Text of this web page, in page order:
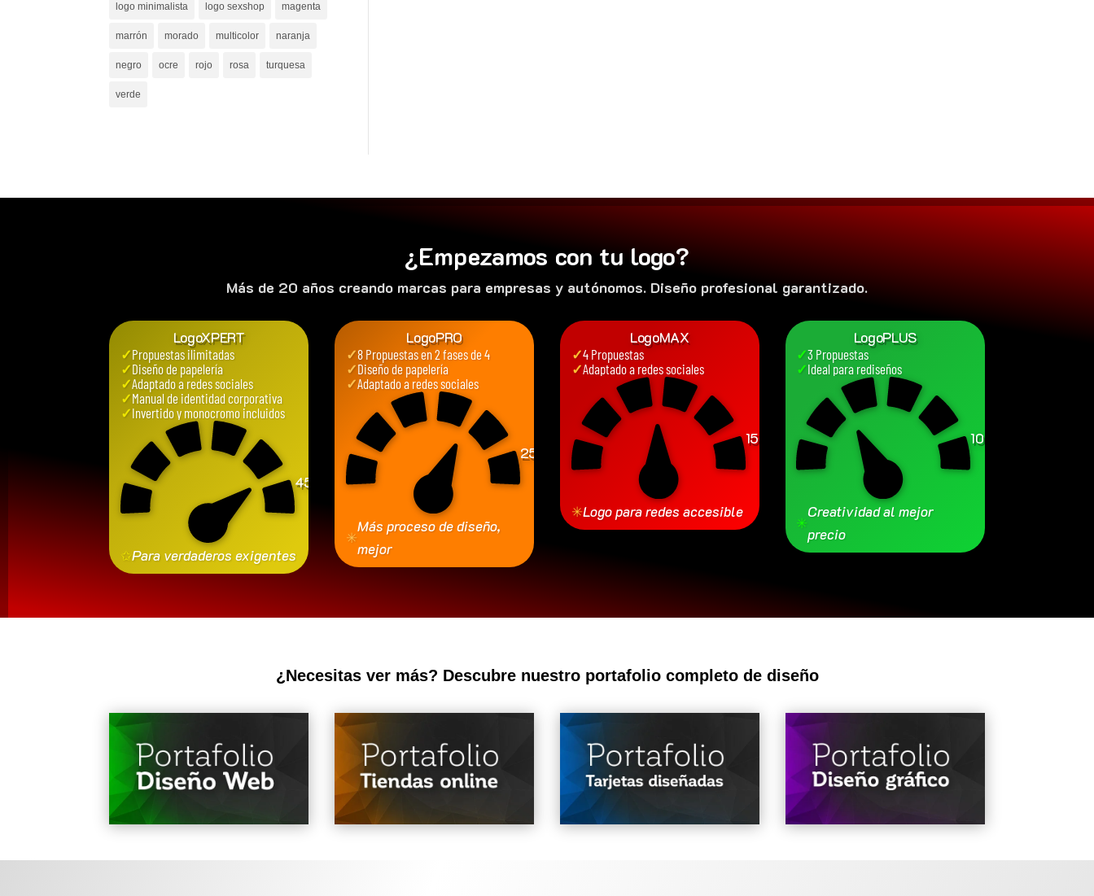
logo minimalista logo sexshop magenta
marrón morado multicolor naranja
negro ocre rojo rosa turquesa
verde
¿Empezamos con tu logo?
Más de 20 años creando marcas para empresas y autónomos. Diseño profesional garantizado.
LogoXPERT
✓Propuestas ilimitadas
✓Diseño de papelería
✓Adaptado a redes sociales
✓Manual de identidad corporativa
✓Invertido y monocromo incluidos
450
✩Para verdaderos exigentes
LogoPRO
✓8 Propuestas en 2 fases de 4
✓Diseño de papelería
✓Adaptado a redes sociales
250
✳
Más proceso de diseño,
mejor
LogoMAX
✓4 Propuestas
✓Adaptado a redes sociales
150
✳Logo para redes accesible
LogoPLUS
✓3 Propuestas
✓Ideal para rediseños
100
✳
Creatividad al mejor
precio
¿Necesitas ver más? Descubre nuestro portafolio completo de diseño